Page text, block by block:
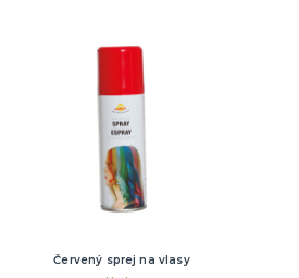
Červený sprej na vlasy